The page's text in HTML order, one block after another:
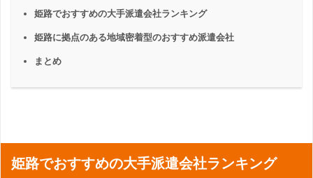
姫路でおすすめの大手派遣会社ランキング
姫路に拠点のある地域密着型のおすすめ派遣会社
まとめ
姫路でおすすめの大手派遣会社ランキング